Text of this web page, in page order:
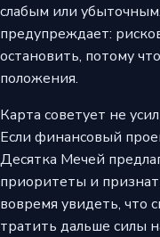
слабым или
предупреждает:
остановить, потому
положения.
Карта советует не
Если финансовый
Десятка Мечей
приоритеты и
вовремя увидеть, что
тратить дальше силы